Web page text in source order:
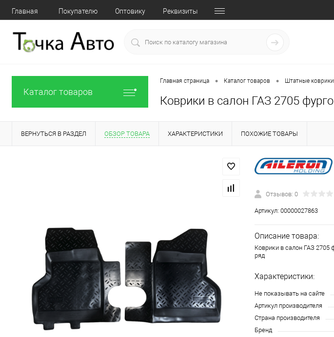
Главная Покупателю Оптовику Реквизиты
Каталог товаров
Главная страница • Каталог товаров • Штатные коврики
Коврики в салон ГАЗ 2705
ВЕРНУТЬСЯ В РАЗДЕЛ ОБЗОР ТОВАРА ХАРАКТЕРИСТИКИ ПОХОЖИЕ ТОВАРЫ
Отзывов: 0
Артикул: 00000027863
Описание товара:
Коврики в салон ГАЗ 2705
ряд
Характеристики:
Не показывать на сайте
Артикул производителя
Страна производителя
Бренд